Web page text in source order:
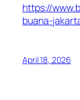
https://
buana-
April 18, 2026